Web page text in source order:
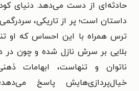
حادثه‌ای از دست می‌دهد. دنیای
داستان است؛ پر از تاریکی،
ترس همراه با این احساس که او
بلایی بر سرش نازل شده و چون در
ناتوان و تنهاست، ابهامات
خیال‌پردازی‌هایش پاسخ